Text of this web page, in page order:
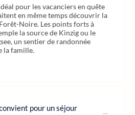
pour les vacanciers en quête
en même temps découvrir la
Noire. Les points forts à
la source de Kinzig ou le
un sentier de randonnée
la famille.
pour un séjour